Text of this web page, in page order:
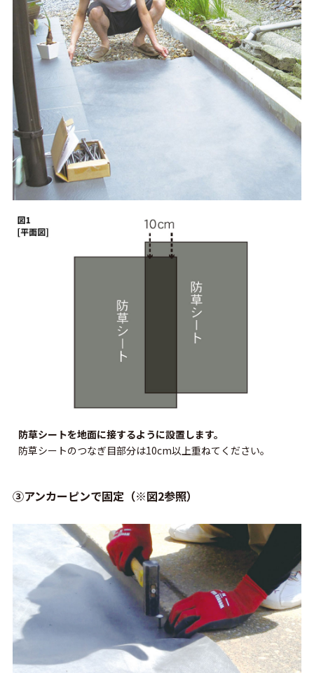
防草シートを地面に接するように設置します。
防草シートのつなぎ目部分は10cm以上重ねてください。
③アンカーピンで固定（※図2参照）